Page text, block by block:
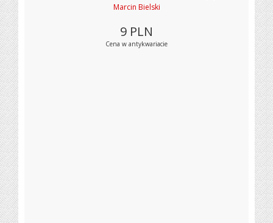
Marcin Bielski
9 PLN
Cena w antykwariacie